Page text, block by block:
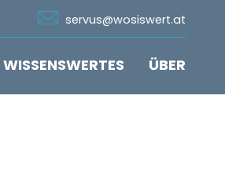
servus@wosiswert.at
WISSENSWERTES ÜBER